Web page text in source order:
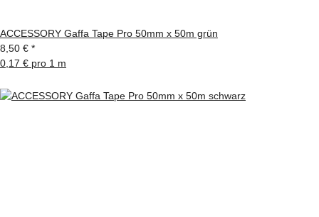
ACCESSORY Gaffa Tape Pro 50mm x 50m grün
8,50 € *
0,17 € pro 1 m